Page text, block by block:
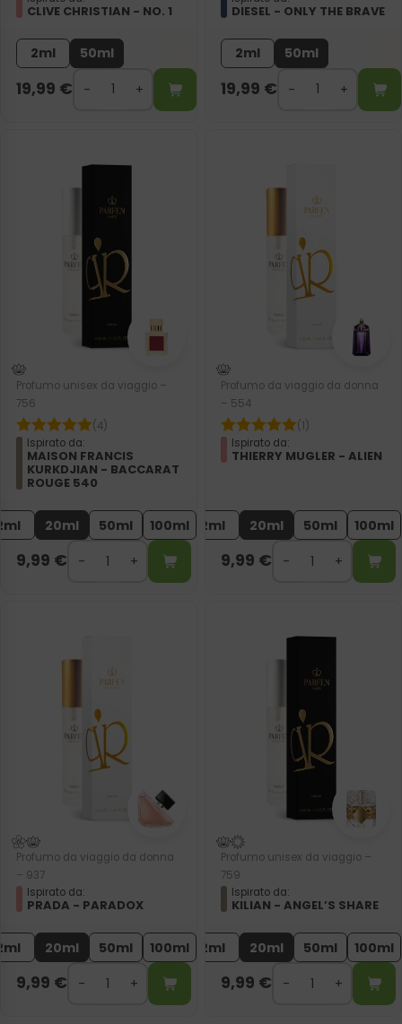
CLIVE CHRISTIAN - NO. 1
2ml 50ml
19,99 €
DIESEL - ONLY THE BRAVE
2ml 50ml
19,99 €
Profumo unisex da viaggio –
756
(4)
Ispirato da:
MAISON FRANCIS
KURKDJIAN - BACCARAT
ROUGE 540
20ml 50ml 100ml
9,99 €
Profumo da viaggio da donna
– 554
(1)
Ispirato da:
THIERRY MUGLER - ALIEN
2ml 20ml 50ml 100ml
9,99 €
Profumo da viaggio da donna
– 937
Ispirato da:
PRADA - PARADOX
20ml 50ml 100ml
9,99 €
Profumo unisex da viaggio –
759
Ispirato da:
KILIAN - ANGEL’S SHARE
2ml 20ml 50ml 100ml
9,99 €